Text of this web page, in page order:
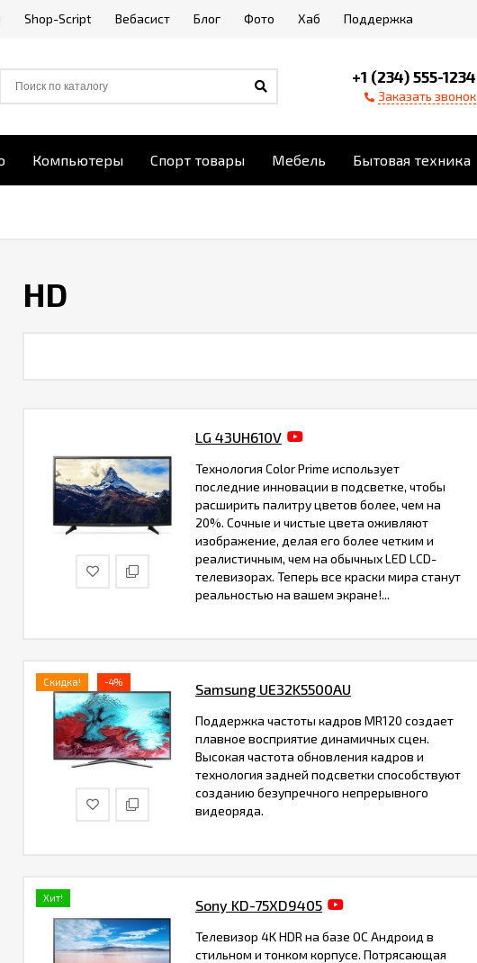
Shop-Script Вебасист Блог Фото Хаб Поддержка
+1 (234) 555-1234
Заказать звонок
Компьютеры Спорт товары Мебель Бытовая техника
HD
LG 43UH610V
Технология Color Prime использует
последние инновации в подсветке, чтобы
расширить палитру цветов более, чем на
20%. Сочные и чистые цвета оживляют
изображение, делая его более четким и
реалистичным, чем на обычных LED LCD-
телевизорах. Теперь все краски мира станут
реальностью на вашем экране!...
Скидка! -4% Samsung UE32K5500AU
Поддержка частоты кадров MR120 создает
плавное восприятие динамичных сцен.
Высокая частота обновления кадров и
технология задней подсветки способствуют
созданию безупречного непрерывного
видеоряда.
Хит! Sony KD-75XD9405
Телевизор 4K HDR на базе ОС Андроид в
стильном и тонком корпусе. Потрясающая